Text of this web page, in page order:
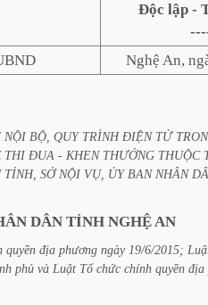
Độc lập -
Nghệ An,
NỘI BỘ, QUY TRÌNH ĐIỆN TỬ
THI ĐUA - KHEN THƯỞNG THUỘC
TỈNH, SỞ NỘI VỤ, ỦY BAN NHÂN
DÂN TỈNH NGHỆAN
quyền địa phương ngày 19/6/2015;
phủ và Luật Tổ chức chính quyền địa